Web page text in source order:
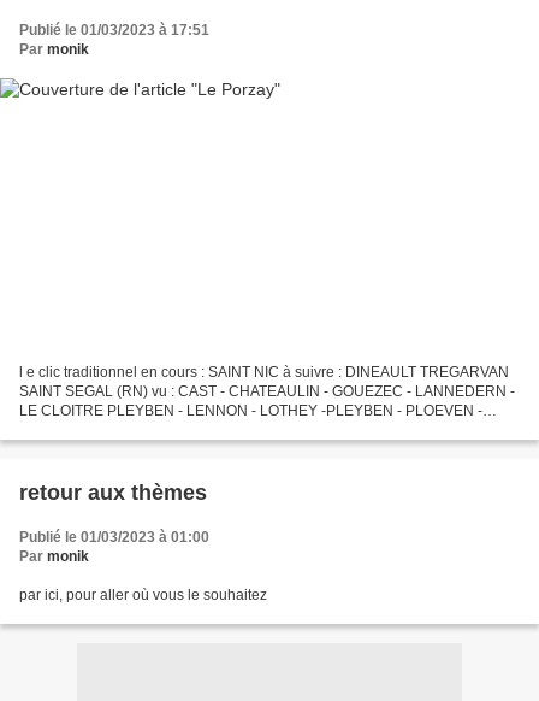
Publié le 01/03/2023 à 17:51
Par monik
l e clic traditionnel en cours : SAINT NIC à suivre : DINEAULT TREGARVAN
SAINT SEGAL (RN) vu : CAST - CHATEAULIN - GOUEZEC - LANNEDERN -
LE CLOITRE PLEYBEN - LENNON - LOTHEY -PLEYBEN - PLOEVEN -
retour aux thèmes
Publié le 01/03/2023 à 01:00
Par monik
par ici, pour aller où vous le souhaitez